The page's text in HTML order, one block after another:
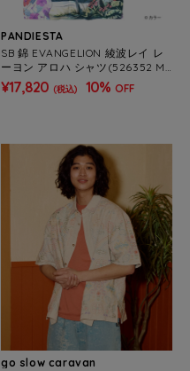
PANDIESTA
SB 錦 EVANGELION 綾波レイ レ
ーヨン アロハ シャツ(526352 ME
NS/WOMENS)
¥17,820 (税込) 10% OFF
go slow caravan